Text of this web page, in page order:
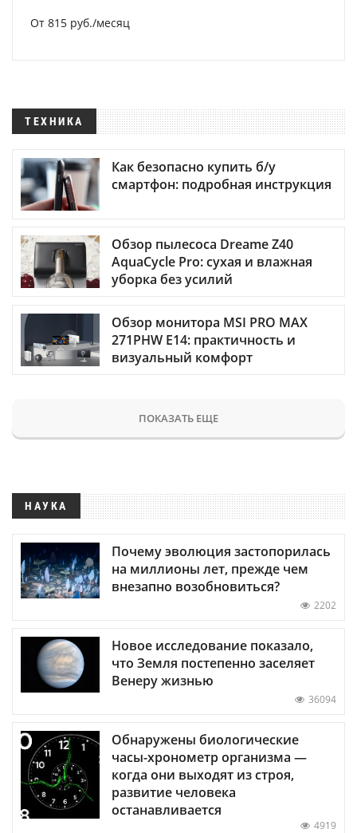
От 815 руб./месяц
ТЕХНИКА
Как безопасно купить б/у
смартфон: подробная инструкция
Обзор пылесоса Dreame Z40
AquaCycle Pro: сухая и влажная
уборка без усилий
Обзор монитора MSI PRO MAX
271PHW E14: практичность и
визуальный комфорт
ПОКАЗАТЬ ЕЩЕ
НАУКА
Почему эволюция застопорилась
на миллионы лет, прежде чем
внезапно возобновиться?
2202
Новое исследование показало,
что Земля постепенно заселяет
Венеру жизнью
36094
Обнаружены биологические
часы-хронометр организма —
когда они выходят из строя,
развитие человека
останавливается
4919